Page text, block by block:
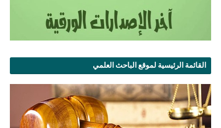
القائمة الرئيسية لموقع الباحث العلمي